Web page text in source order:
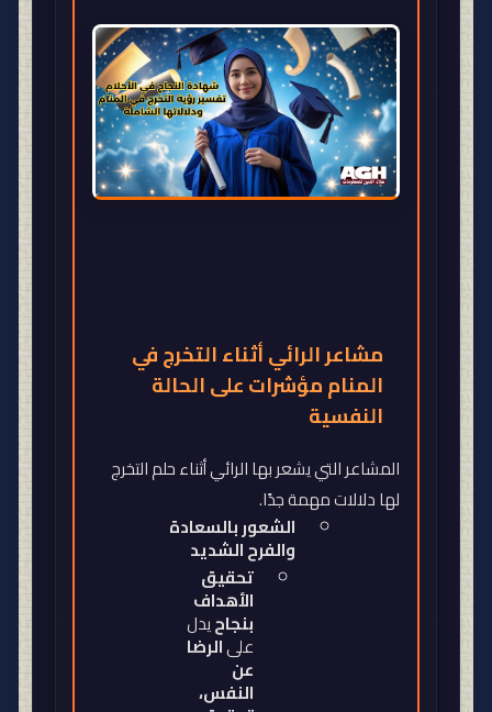
مشاعر الرائي أثناء التخرج في
المنام مؤشرات على الحالة
النفسية
المشاعر التي يشعر بها الرائي أثناء حلم التخرج
لها دلالات مهمة جدًا.
الشعور بالسعادة
والفرح الشديد
تحقيق
الأهداف
بنجاحيدل
علىالرضا
عن
النفس،